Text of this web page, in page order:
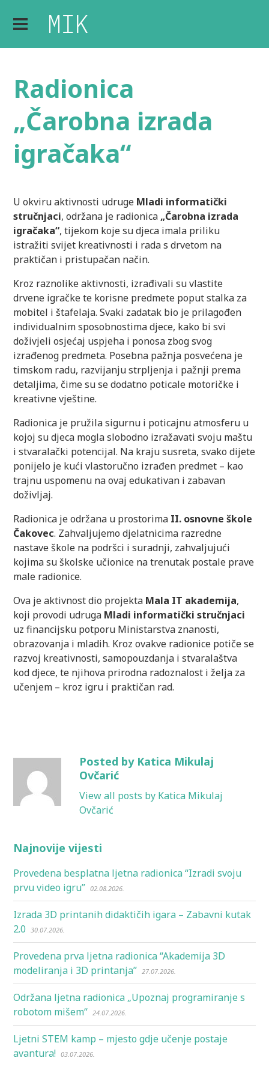
Radionica
„Čarobna izrada
igračaka“
U okviru aktivnosti udruge Mladi informatički
stručnjaci, održana je radionica „Čarobna izrada
igračaka“, tijekom koje su djeca imala priliku
istražiti svijet kreativnosti i rada s drvetom na
praktičan i pristupačan način.
Kroz raznolike aktivnosti, izrađivali su vlastite
drvene igračke te korisne predmete poput stalka za
mobitel i štafelaja. Svaki zadatak bio je prilagođen
individualnim sposobnostima djece, kako bi svi
doživjeli osjećaj uspjeha i ponosa zbog svog
izrađenog predmeta. Posebna pažnja posvećena je
timskom radu, razvijanju strpljenja i pažnji prema
detaljima, čime su se dodatno poticale motoričke i
kreativne vještine.
Radionica je pružila sigurnu i poticajnu atmosferu u
kojoj su djeca mogla slobodno izražavati svoju maštu
i stvaralački potencijal. Na kraju susreta, svako dijete
ponijelo je kući vlastoručno izrađen predmet – kao
trajnu uspomenu na ovaj edukativan i zabavan
doživljaj.
Radionica je održana u prostorima II. osnovne škole
Čakovec. Zahvaljujemo djelatnicima razredne
nastave škole na podršci i suradnji, zahvaljujući
kojima su školske učionice na trenutak postale prave
male radionice.
Ova je aktivnost dio projekta Mala IT akademija,
koji provodi udruga Mladi informatički stručnjaci
uz financijsku potporu Ministarstva znanosti,
obrazovanja i mladih. Kroz ovakve radionice potiče se
razvoj kreativnosti, samopouzdanja i stvaralaštva
kod djece, te njihova prirodna radoznalost i želja za
učenjem – kroz igru i praktičan rad.
Posted by Katica Mikulaj
Ovčarić
View all posts by Katica Mikulaj
Ovčarić
Najnovije vijesti
Provedena besplatna ljetna radionica “Izradi svoju
prvu video igru” 02.08.2026.
Izrada 3D printanih didaktičih igara – Zabavni kutak
2.0
30.07.2026.
Provedena prva ljetna radionica “Akademija 3D
modeliranja i 3D printanja” 27.07.2026.
Održana ljetna radionica „Upoznaj programiranje s
robotom mišem“ 24.07.2026.
Ljetni STEM kamp – mjesto gdje učenje postaje
avantura! 03.07.2026.